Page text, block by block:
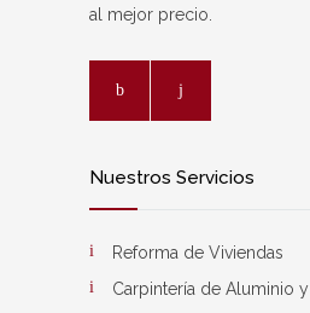
al mejor precio.
Nuestros Servicios
Reforma de Viviendas
Carpintería de Aluminio